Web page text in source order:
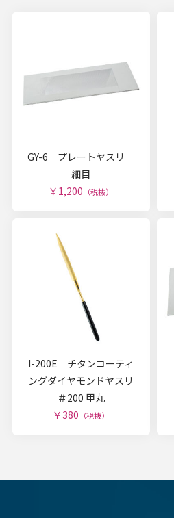
GY-6 プレートヤスリ
細目
￥1,200 （税抜）
I-200E チタンコーティ
ングダイヤモンドヤスリ
＃200 甲丸
￥380 （税抜）